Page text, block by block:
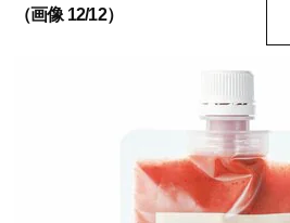
（画像 12/12）